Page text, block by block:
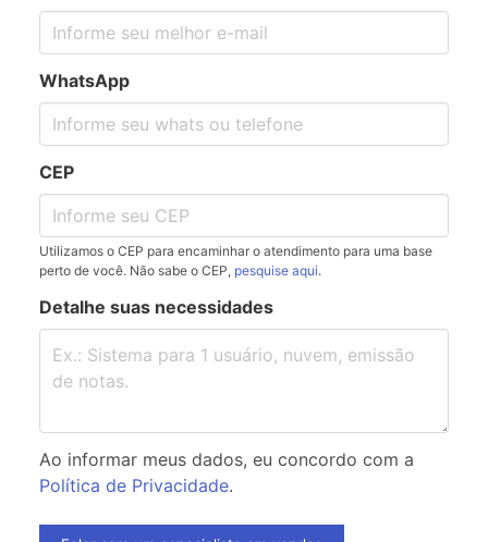
WhatsApp
CEP
Utilizamos o CEP para encaminhar o atendimento para uma base
perto de você. Não sabe o CEP, pesquise aqui.
Detalhe suas necessidades
Ao informar meus dados, eu concordo com a
Política de Privacidade.